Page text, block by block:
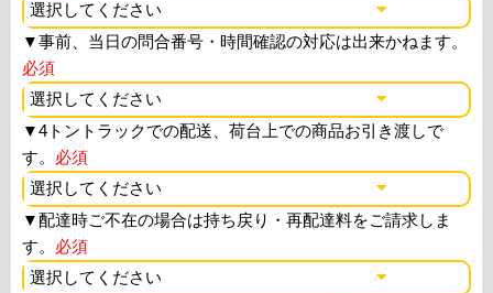
▼事前、当日の問合番号・時間確認の対応は出来かねます。
必須
▼4トントラックでの配送、荷台上での商品お引き渡しで
す。 必須
▼配達時ご不在の場合は持ち戻り・再配達料をご請求しま
す。 必須